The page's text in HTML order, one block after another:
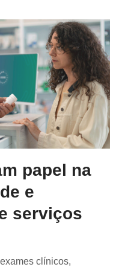
papel na
e
serviços
clínicos,